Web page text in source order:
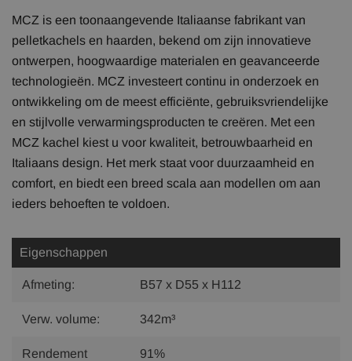
MCZ is een toonaangevende Italiaanse fabrikant van
pelletkachels en haarden, bekend om zijn innovatieve
ontwerpen, hoogwaardige materialen en geavanceerde
technologieën. MCZ investeert continu in onderzoek en
ontwikkeling om de meest efficiënte, gebruiksvriendelijke
en stijlvolle verwarmingsproducten te creëren. Met een
MCZ kachel kiest u voor kwaliteit, betrouwbaarheid en
Italiaans design. Het merk staat voor duurzaamheid en
comfort, en biedt een breed scala aan modellen om aan
ieders behoeften te voldoen.
Eigenschappen
Afmeting: B57 x D55 x H112
Verw. volume: 342m³
Rendement 91%